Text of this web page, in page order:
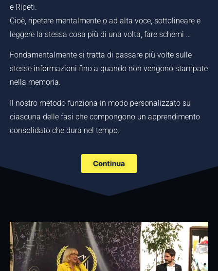
e Ripeti.
Cioè, ripetere mentalmente o ad alta voce, sottolineare e
leggere la stessa cosa più di una volta, fare schemi …
Fondamentalmente si tratta di passare più volte sulle
stesse informazioni fino a quando non vengono stampate
nella memoria.
Il nostro metodo funziona in modo personalizzato su
ciascuna delle fasi che compongono un apprendimento
consolidato che dura nel tempo.
Continua